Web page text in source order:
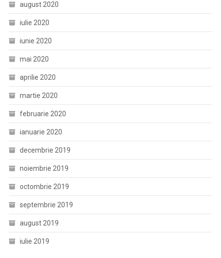
august 2020
iulie 2020
iunie 2020
mai 2020
aprilie 2020
martie 2020
februarie 2020
ianuarie 2020
decembrie 2019
noiembrie 2019
octombrie 2019
septembrie 2019
august 2019
iulie 2019